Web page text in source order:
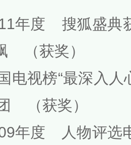
年度 搜狐盛典
（获奖）
电视榜“最深入
团 （获奖）
年度 人物评